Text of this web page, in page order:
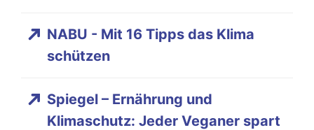
NABU - Mit 16 Tipps das Klima
schützen
Spiegel – Ernährung und
Klimaschutz: Jeder Veganer spart